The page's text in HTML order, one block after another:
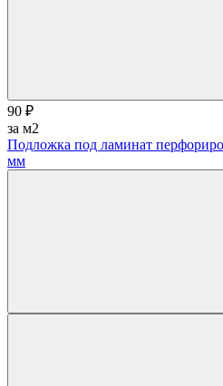
90 ₽
за м2
Подложка под ламинат
мм